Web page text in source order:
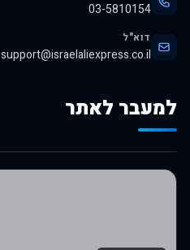
03-5810154
דוא"ל
support@israelaliexpress.co.il
למעבר לאתר
לרכישה באלי אקספרס